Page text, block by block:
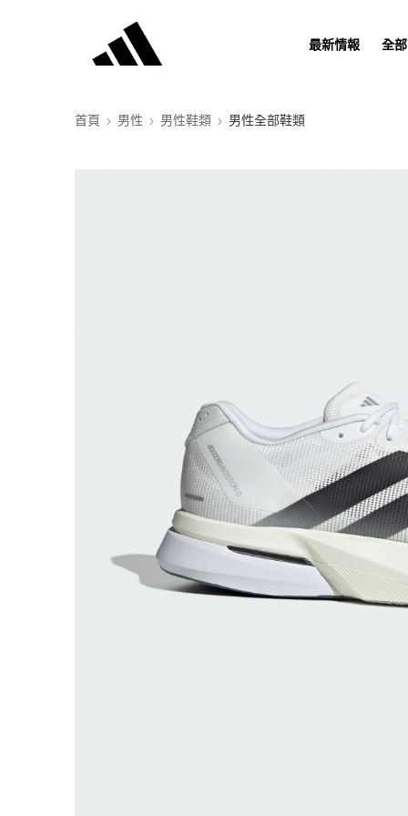
最新情報 全
首頁 男性 男性鞋類 男性全部鞋類